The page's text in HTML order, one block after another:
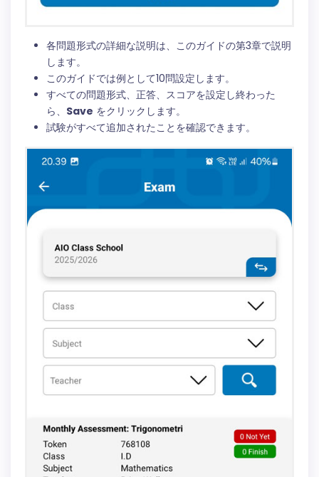
各問題形式の詳細な説明は、このガイドの第3章で説明
します。
このガイドでは例として10問設定します。
すべての問題形式、正答、スコアを設定し終わった
ら、 Save をクリックします。
試験がすべて追加されたことを確認できます。